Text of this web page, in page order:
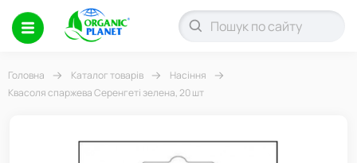
Головна Каталог товарів
Насіння
Квасоля спаржева Серенгеті зелена, 20 шт